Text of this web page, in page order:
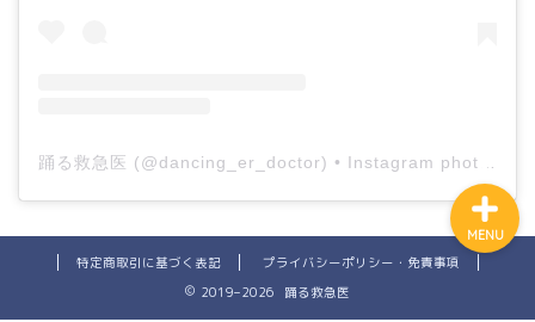
踊る救急医 (@dancing_er_doctor) • Instagram photos and videos
特定商取引に基づく表記
プライバシーポリシー・免責事項
2019–2026 踊る救急医
MENU